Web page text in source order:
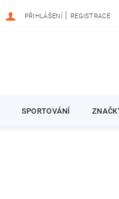
PŘIHLÁŠENÍ | REGISTRACE
SPORTOVÁNÍ